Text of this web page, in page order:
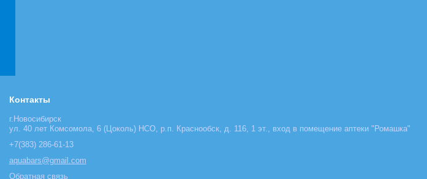
Контакты
г.Новосибирск
ул. 40 лет Комсомола, 6 (Цоколь) НСО, р.п. Краснообск, д. 116, 1 эт., вход в помещение аптеки "Ромашка"
+7(383) 286-61-13
aquabars@gmail.com
Обратная связь